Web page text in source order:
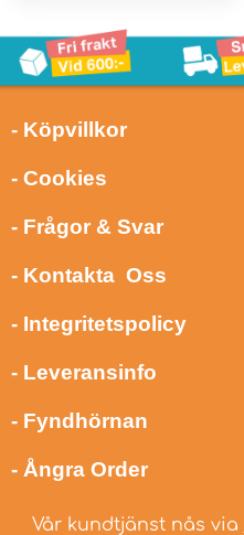
- Köpvillkor
- Cookies
- Frågor & Svar
- Kontakta Oss
- Integritetspolicy
- Leveransinfo
- Fyndhörnan
- Ångra Order
Vår kundtjänst nås via